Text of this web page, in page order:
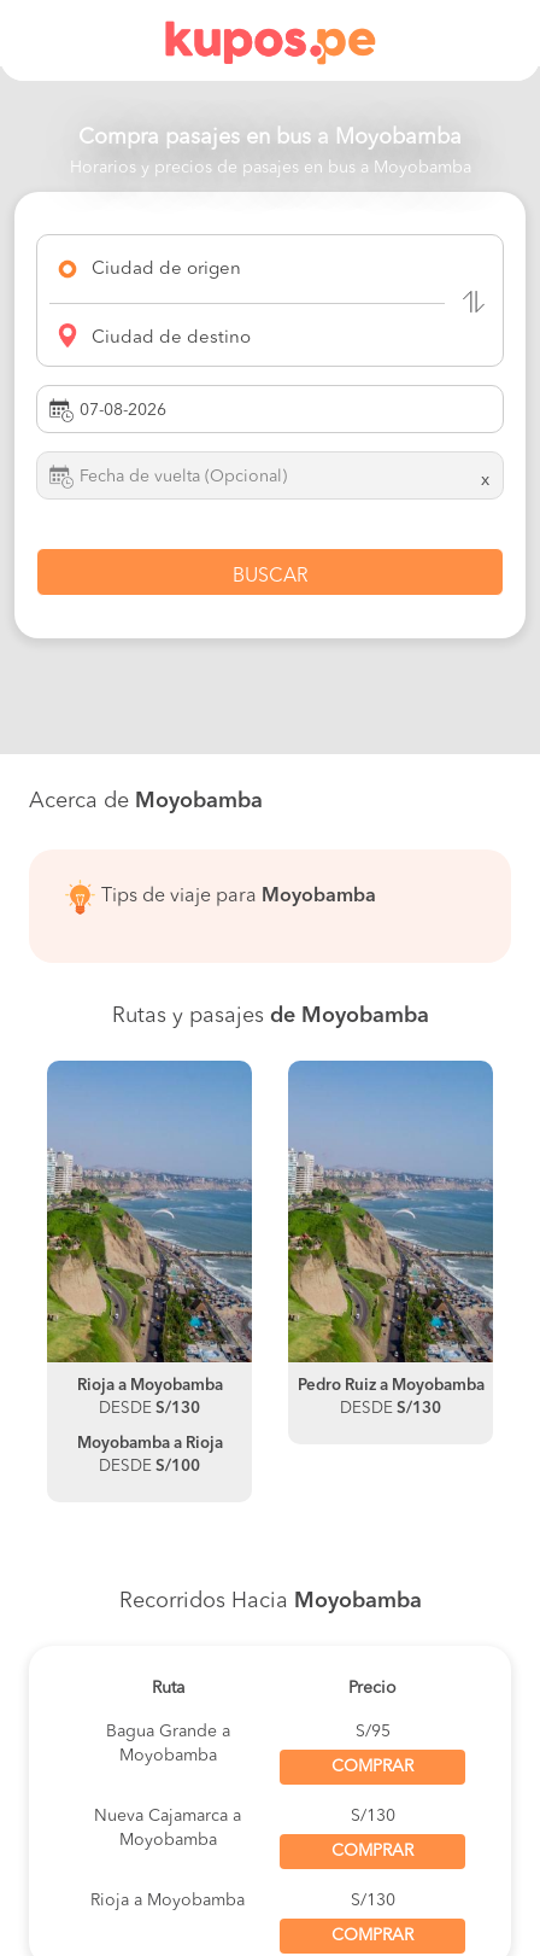
Compra pasajes en bus a Moyobamba
Horarios y precios de pasajes en bus a Moyobamba
Ciudad de origen
Ciudad de destino
x
BUSCAR
Acerca de Moyobamba
Tips de viaje para Moyobamba
Rutas y pasajes de Moyobamba
Rioja a Moyobamba
DESDE S/130
Moyobamba a Rioja
DESDE S/100
Pedro Ruiz a Moyobamba
DESDE S/130
Recorridos Hacia Moyobamba
Ruta Precio
Bagua Grande a
Moyobamba
S/95
COMPRAR
Nueva Cajamarca a
Moyobamba
S/130
COMPRAR
Rioja a Moyobamba S/130
COMPRAR